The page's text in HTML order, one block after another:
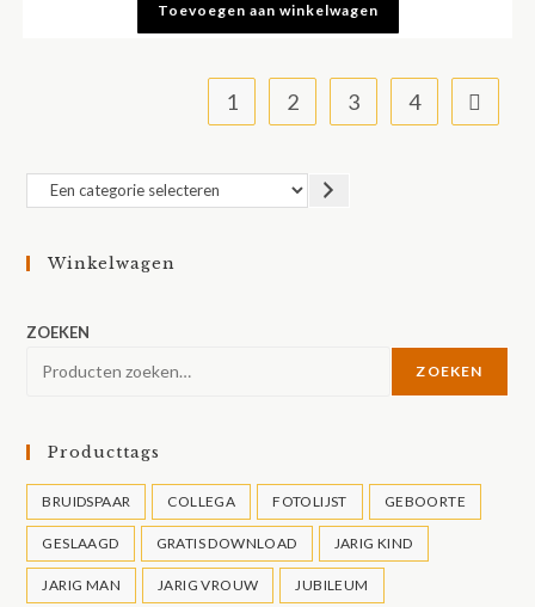
Toevoegen aan winkelwagen
1 2 3 4
Een
Winkelwagen
ZOEKEN
ZOEKEN
Producttags
BRUIDSPAAR COLLEGA FOTOLIJST GEBOORTE
GESLAAGD GRATIS DOWNLOAD JARIG KIND
JARIG MAN JARIG VROUW JUBILEUM